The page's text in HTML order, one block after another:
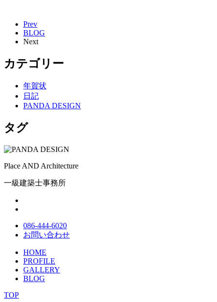
Prev
BLOG
Next
カテゴリー
年賀状
日記
PANDA DESIGN
タグ
Place AND Architecture
一級建築士事務所
086-444-6020
お問い合わせ
HOME
PROFILE
GALLERY
BLOG
TOP